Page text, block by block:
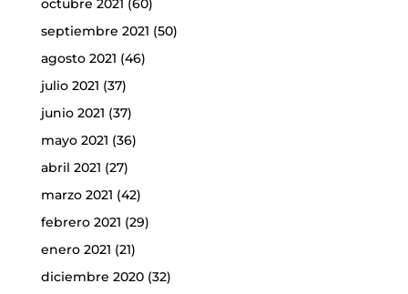
octubre 2021 (60)
septiembre 2021 (50)
agosto 2021 (46)
julio 2021 (37)
junio 2021 (37)
mayo 2021 (36)
abril 2021 (27)
marzo 2021 (42)
febrero 2021 (29)
enero 2021 (21)
diciembre 2020(32)